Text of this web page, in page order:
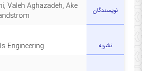
نویسندگان
Valeh Aghazadeh, Ake
نشریه Engineering